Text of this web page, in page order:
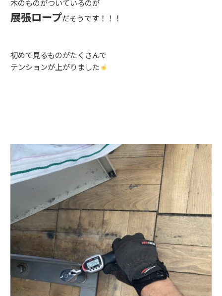
木のものがついているのが
展張ロープだそうです！！！
初めて見るものがたくさんで
テンションが上がりました